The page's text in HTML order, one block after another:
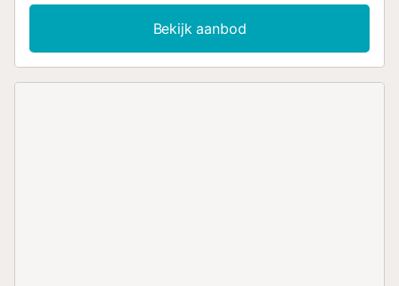
Breng hier gezellige avonden door met spelletjes en goede
gesprekken aan de eettafel of op de bank in de
woonkamer. Geniet uitgebreid van de zon op de terrassen,
Bekijk aanbod